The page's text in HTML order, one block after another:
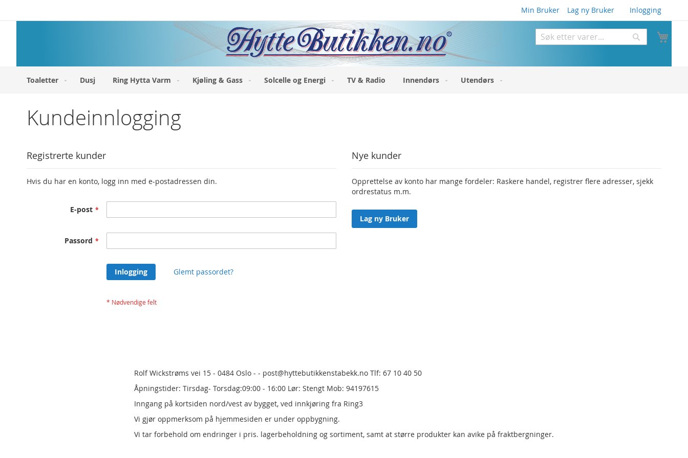
Min Bruker Inlogging
Lag ny Bruker
til
Søk
Toaletter Dusj Ring Hytta Varm Kjøling & Gass Solcelle og Energi TV & Radio Innendørs Utendørs
Kundeinnlogging
Registrerte kunder
Hvis du har en konto, logg inn med e-postadressen din.
E-post
Passord
Inlogging Glemt passordet?
Nye kunder
Opprettelse av konto har mange fordeler: Raskere handel, registrer flere adresser, sjekk
ordrestatus m.m.
Lag ny Bruker
Rolf Wickstrøms vei 15 - 0484 Oslo - - post@hyttebutikkenstabekk.no Tlf: 67 10 40 50
Åpningstider: Tirsdag- Torsdag:09:00 - 16:00 Lør: Stengt Mob: 94197615
Inngang på kortsiden nord/vest av bygget, ved innkjøring fra Ring3
Vi gjør oppmerksom på hjemmesiden er under oppbygning.
Vi tar forbehold om endringer i pris. lagerbeholdning og sortiment, samt at større produkter kan avike på fraktbergninger.